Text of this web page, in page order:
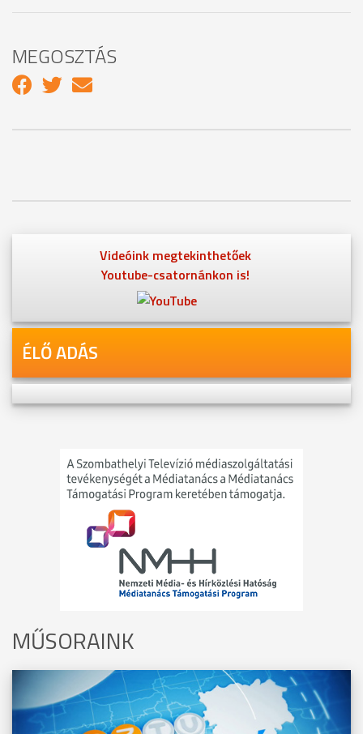
MEGOSZTÁS
Videóink megtekinthetőek
Youtube-csatornánkon is!
ÉLŐ ADÁS
MŰSORAINK